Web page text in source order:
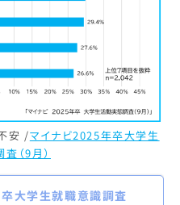
安 /マイナビ2025年卒大学生
（9月）
大学生就職意識調査